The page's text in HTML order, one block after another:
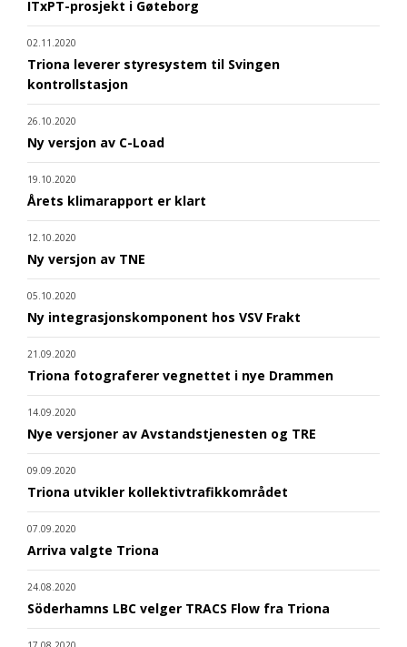
ITxPT-prosjekt i Gøteborg
02.11.2020
Triona leverer styresystem til Svingen
kontrollstasjon
26.10.2020
Ny versjon av C-Load
19.10.2020
Årets klimarapport er klart
12.10.2020
Ny versjon av TNE
05.10.2020
Ny integrasjonskomponent hos VSV Frakt
21.09.2020
Triona fotograferer vegnettet i nye Drammen
14.09.2020
Nye versjoner av Avstandstjenesten og TRE
09.09.2020
Triona utvikler kollektivtrafikkområdet
07.09.2020
Arriva valgte Triona
24.08.2020
Söderhamns LBC velger TRACS Flow fra Triona